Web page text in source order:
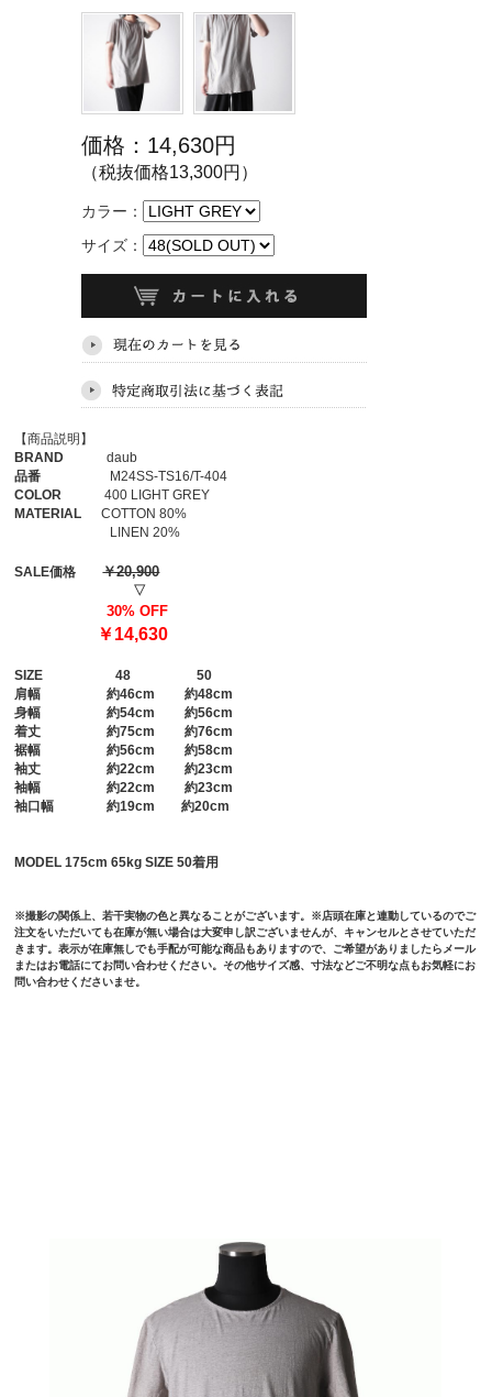
価格：14,630円
（税抜価格13,300円）
カラー：
サイズ：
【商品説明】
BRAND daub
品番 M24SS-TS16/T-404
COLOR 400 LIGHT GREY
MATERIAL COTTON 80%
LINEN 20%
SALE価格￥20,900
▽
30% OFF
￥14,630
SIZE 48
50
肩幅 約46cm 約48cm
身幅 約54cm 約56cm
着丈 約75cm 約76cm
裾幅 約56cm 約58cm
袖丈 約22cm 約23cm
袖幅 約22cm 約23cm
袖口幅 約19cm 約20cm
MODEL 175cm 65kg SIZE 50着用
※撮影の関係上、若干実物の色と異なることがございます。※店頭在庫と連動しているのでご
注文をいただいても在庫が無い場合は大変申し訳ございませんが、キャンセルとさせていただ
きます。表示が在庫無しでも手配が可能な商品もありますので、ご希望がありましたらメール
またはお電話にてお問い合わせください。その他サイズ感、寸法などご不明な点もお気軽にお
問い合わせくださいませ。